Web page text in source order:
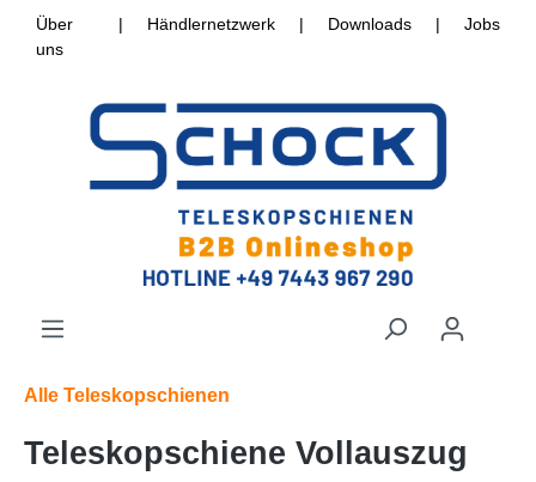
Über
uns
| Händlernetzwerk | Downloads | Jobs
Alle Teleskopschienen
Teleskopschiene Vollauszug